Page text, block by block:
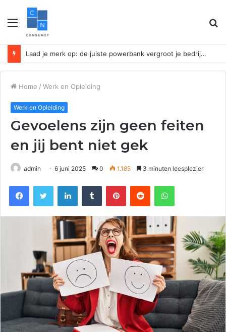
Menu
Laad je merk op: de juiste powerbank vergroot je bedrijfszichtbaarheid
Home / Werk en Opleiding
Werk en Opleiding
Gevoelens zijn geen feiten
en jij bent niet gek
admin 6 juni 2025 0 1.185 3 minuten leesplezier